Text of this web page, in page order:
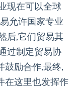
现在可以全球
允许国家专业
后,它们贸易其
过制定贸易协
鼓励合作,最终,
在这里也发挥作